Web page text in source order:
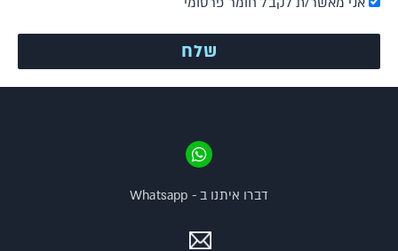
דברו איתנו ב - Whatsapp